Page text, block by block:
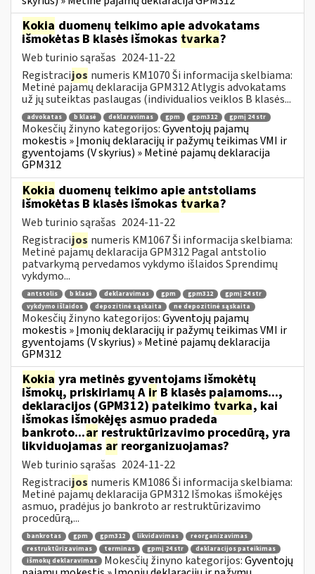
Kokia duomenų teikimo apie advokatams
išmokėtas B klasės išmokas tvarka?
Web turinio sąrašas 2024-11-22
Registracijos numeris KM1070 Ši informacija skelbiama:
Metinė pajamų deklaracija GPM312 Atlygis advokatams
už jų suteiktas paslaugas (individualios veiklos B klasės...
advokatas b klasė deklaravimas gpm gpm312 gpmį 24 str
Mokesčių žinyno kategorijos:Gyventojų pajamų
mokestis » Įmonių deklaracijų ir pažymų teikimas VMI ir
gyventojams (V skyrius) » Metinė pajamų deklaracija
GPM312
Kokia duomenų teikimo apie antstoliams
išmokėtas B klasės išmokas tvarka?
Web turinio sąrašas 2024-11-22
Registracijos numeris KM1067 Ši informacija skelbiama:
Metinė pajamų deklaracija GPM312 Pagal antstolio
patvarkymą pervedamos vykdymo išlaidos Sprendimų
vykdymo...
antstolis b klasė deklaravimas gpm gpm312
gpmį 24 str
vykdymo išlaidos
depozitinė sąskaita ne depozitinė sąskaita
Mokesčių žinyno kategorijos:Gyventojų pajamų
mokestis » Įmonių deklaracijų ir pažymų teikimas VMI ir
gyventojams (V skyrius) » Metinė pajamų deklaracija
GPM312
Kokia yra metinės gyventojams išmokėtų
išmokų, priskiriamų A ir B klasės pajamoms...,
deklaracijos (GPM312) pateikimo tvarka, kai
išmokas išmokėjęs asmuo pradeda
bankroto...ar restruktūrizavimo procedūrą, yra
likviduojamas ar reorganizuojamas?
Web turinio sąrašas 2024-11-22
Registracijos numeris KM1086 Ši informacija skelbiama:
Metinė pajamų deklaracija GPM312 Išmokas išmokėjęs
asmuo, pradėjus jo bankroto ar restruktūrizavimo
procedūrą,...
bankrotas gpm gpm312 likvidavimas
reorganizavimas
restruktūrizavimas
terminas gpmį 24 str
deklaracijos pateikimas
išmokų deklaravimas
Mokesčių žinyno kategorijos:Gyventojų